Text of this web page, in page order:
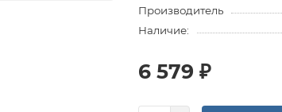
Производитель
Наличие:
6 579 ₽